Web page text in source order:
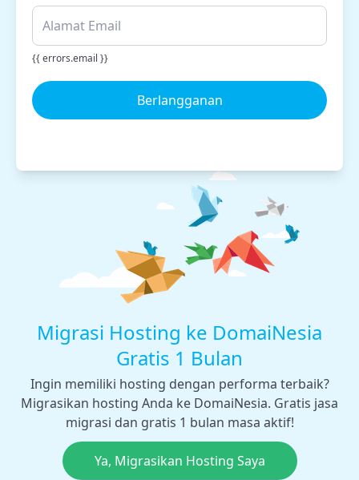
{{ errors.email }}
Berlangganan
Migrasi Hosting ke DomaiNesia
Gratis 1 Bulan
Ingin memiliki hosting dengan performa terbaik?
Migrasikan hosting Anda ke DomaiNesia. Gratis jasa
migrasi dan gratis 1 bulan masa aktif!
Ya, Migrasikan Hosting Saya